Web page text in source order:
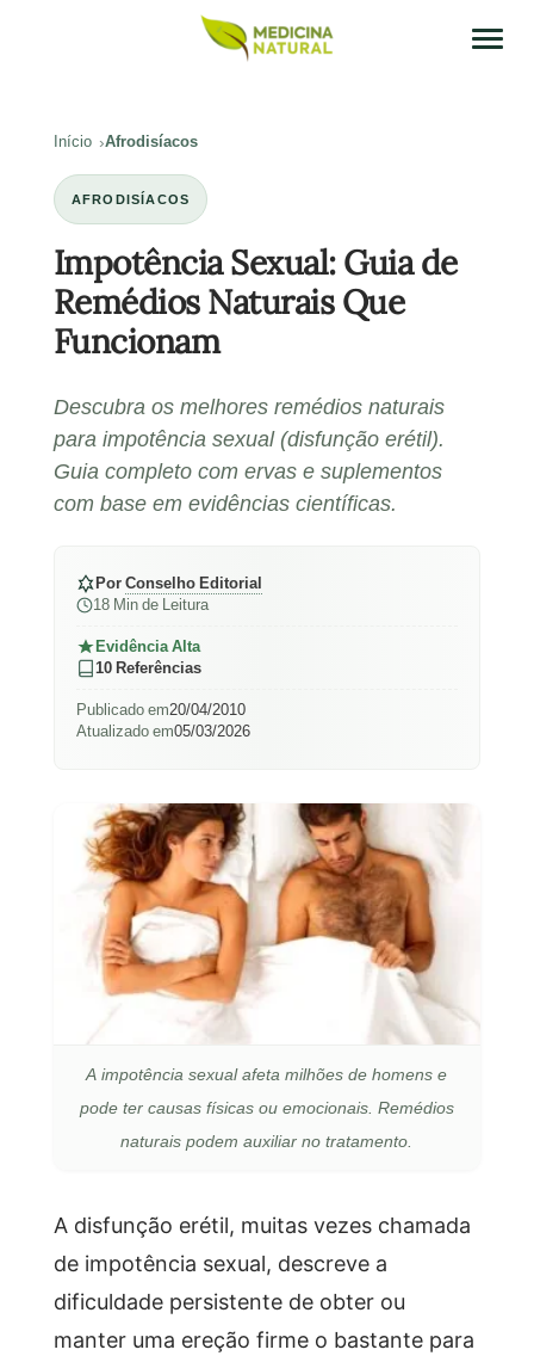
Início Afrodisíacos
AFRODISÍACOS
Impotência Sexual: Guia de
Remédios Naturais Que
Funcionam
Descubra os melhores remédios naturais
para impotência sexual (disfunção erétil).
Guia completo com ervas e suplementos
com base em evidências científicas.
PorConselho Editorial
18 Min de Leitura
Evidência Alta
10 Referências
Publicado em20/04/2010
Atualizado em05/03/2026
A impotência sexual afeta milhões de homens e
pode ter causas físicas ou emocionais. Remédios
naturais podem auxiliar no tratamento.
A disfunção erétil, muitas vezes chamada
de impotência sexual, descreve a
dificuldade persistente de obter ou
manter uma ereção firme o bastante para